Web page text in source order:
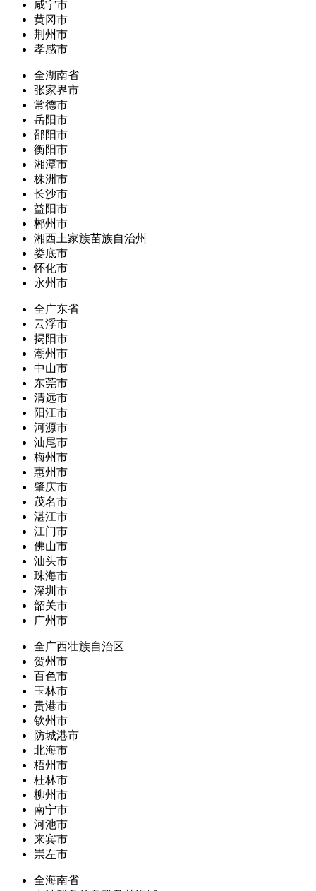
咸宁市
黄冈市
荆州市
孝感市
全湖南省
张家界市
常德市
岳阳市
邵阳市
衡阳市
湘潭市
株洲市
长沙市
益阳市
郴州市
湘西土家族苗族自治州
娄底市
怀化市
永州市
全广东省
云浮市
揭阳市
潮州市
中山市
东莞市
清远市
阳江市
河源市
汕尾市
梅州市
惠州市
肇庆市
茂名市
湛江市
江门市
佛山市
汕头市
珠海市
深圳市
韶关市
广州市
全广西壮族自治区
贺州市
百色市
玉林市
贵港市
钦州市
防城港市
北海市
梧州市
桂林市
柳州市
南宁市
河池市
来宾市
崇左市
全海南省